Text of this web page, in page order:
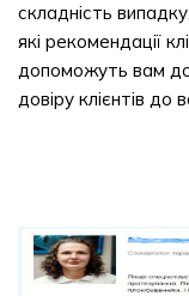
складність
які рекомендації
допоможуть вам
довіру клієнтів до